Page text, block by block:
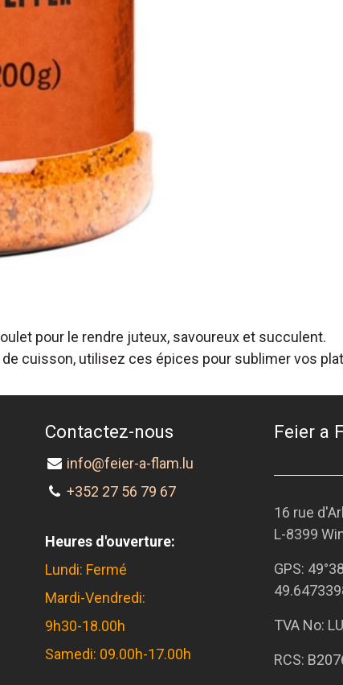
pour le rendre juteux, savoureux et succulent.
cuisson, utilisez ces épices pour sublimer vos
Contactez-nous
info@feier-a-flam.lu
+352 27 56 79 67
Heures d'ouverture:
Lundi: Fermé
Mardi-Vendredi:
9h30-18.00h
Samedi: 09.00h-17.00h
Feier a
16 rue
L-8399
GPS:
TVA No:
RCS: